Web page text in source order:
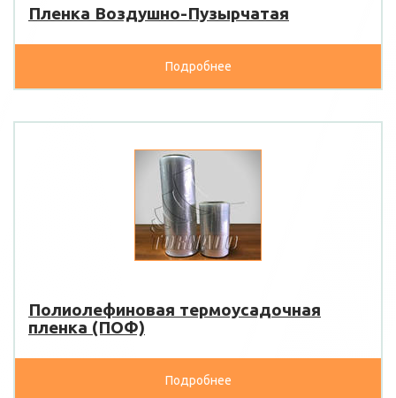
Пленка Воздушно-Пузырчатая
Подробнее
Полиолефиновая термоусадочная
пленка (ПОФ)
Подробнее